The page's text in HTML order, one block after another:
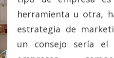
herramienta u otra,
estrategia de
un consejo sería